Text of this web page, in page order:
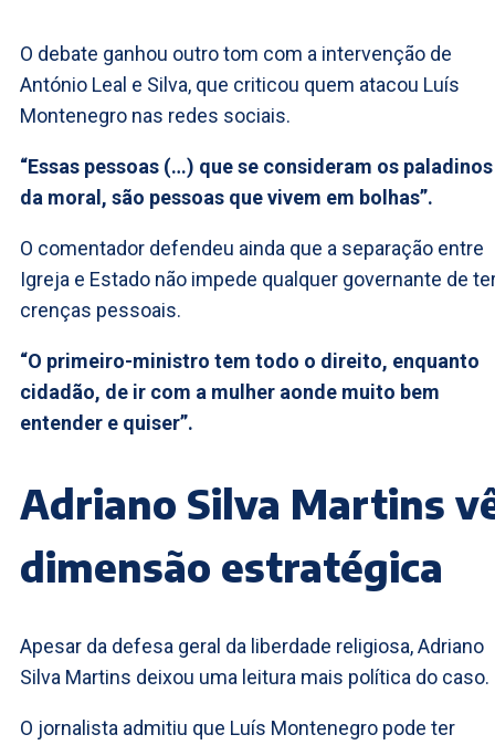
O debate ganhou outro tom com a intervenção de
António Leal e Silva, que criticou quem atacou Luís
Montenegro nas redes sociais.
“Essas pessoas (…) que se consideram os paladinos
da moral, são pessoas que vivem em bolhas”.
O comentador defendeu ainda que a separação entre
Igreja e Estado não impede qualquer governante de
crenças pessoais.
“O primeiro-ministro tem todo o direito, enquanto
cidadão, de ir com a mulher aonde muito bem
entender e quiser”.
Adriano Silva Martins
dimensão estratégica
Apesar da defesa geral da liberdade religiosa, Adriano
Silva Martins deixou uma leitura mais política do caso.
O jornalista admitiu que Luís Montenegro pode ter